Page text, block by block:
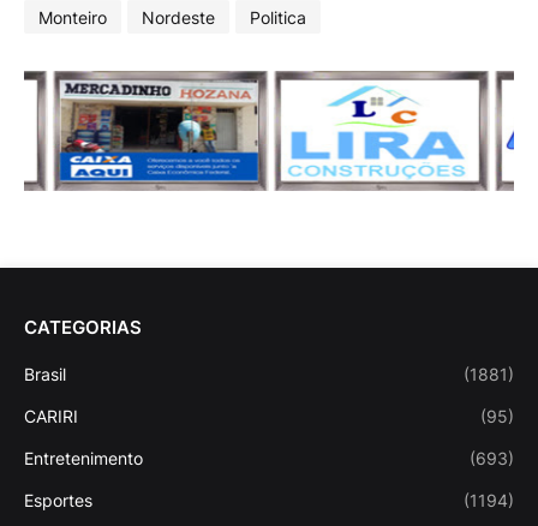
Monteiro Nordeste Politica
CATEGORIAS
Brasil (1881)
CARIRI (95)
Entretenimento (693)
Esportes (1194)